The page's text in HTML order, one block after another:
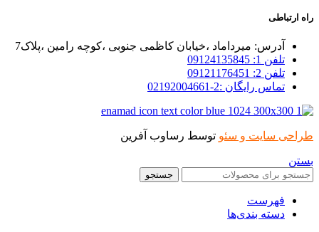
راه ارتباطی
آدرس: میرداماد ،خیابان کاظمی جنوبی ،کوچه رامین ،پلاک7
تلفن 1: 09124135845
تلفن 2: 09121176451
تماس رایگان :2-02192004661
طراحی سایت و سئو توسط رساوب آفرین
بستن
جستجو
فهرست
دسته بندی‌ها